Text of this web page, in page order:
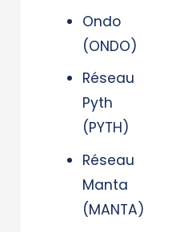
Ondo
(ONDO)
Réseau
Pyth
(PYTH)
Réseau
Manta
(MANTA)